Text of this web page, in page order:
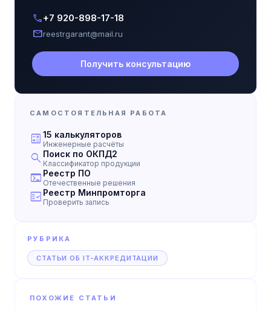
call+7 920-898-17-18
mailreestrgarant@mail.ru
Получить консультацию
САМОСТОЯТЕЛЬНАЯ РАБОТА
calculate 15 калькуляторов
Инженерные расчёты
search Поиск по ОКПД2
Классификатор продукции
terminal Реестр ПО
Отечественные решения
fact_check Реестр Минпромторга
Проверить запись
РУБРИКА
СТАТЬИ ОБ IT-АККРЕДИТАЦИИ
ПОХОЖИЕ СТАТЬИ